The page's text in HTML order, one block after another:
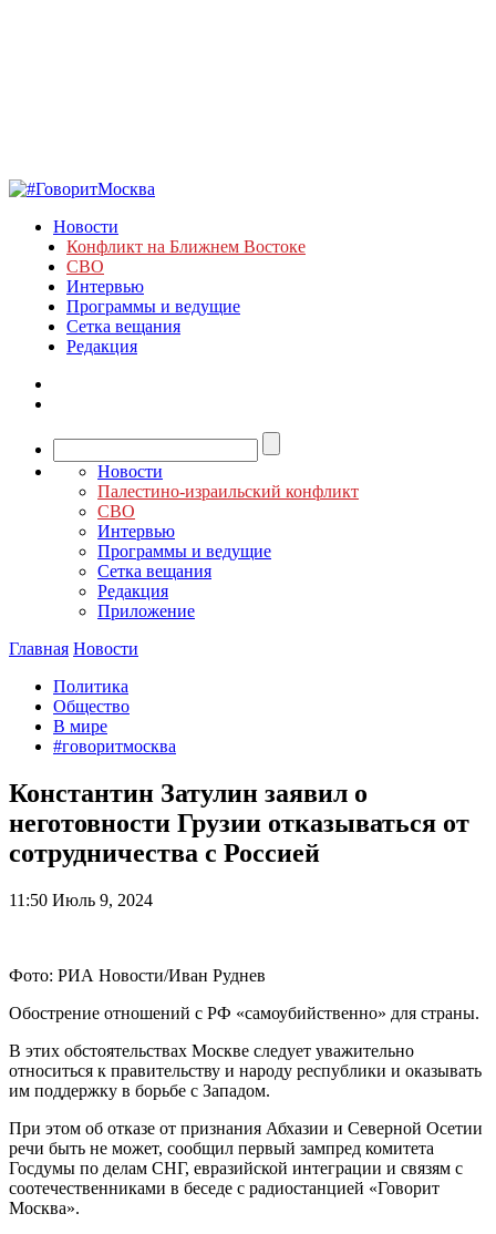
Новости
Конфликт на Ближнем Востоке
СВО
Интервью
Программы и ведущие
Сетка вещания
Редакция
Новости
Палестино-израильский конфликт
СВО
Интервью
Программы и ведущие
Сетка вещания
Редакция
Приложение
Главная Новости
Политика
Общество
В мире
#говоритмосква
Константин Затулин заявил о
неготовности Грузии отказываться от
сотрудничества с Россией
11:50 Июль 9, 2024
Фото: РИА Новости/Иван Руднев
Обострение отношений с РФ «самоубийственно» для страны.
В этих обстоятельствах Москве следует уважительно
относиться к правительству и народу республики и оказывать
им поддержку в борьбе с Западом.
При этом об отказе от признания Абхазии и Северной Осетии
речи быть не может, сообщил первый зампред комитета
Госдумы по делам СНГ, евразийской интеграции и связям с
соотечественниками в беседе с радиостанцией «Говорит
Москва».